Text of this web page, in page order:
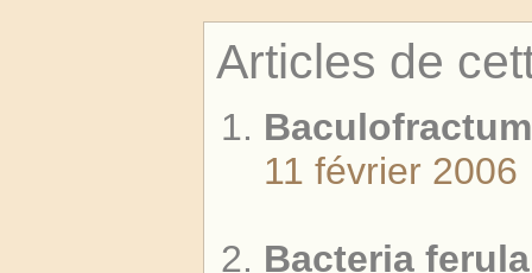
Articles de
11 février 2006
Bacteria ferula